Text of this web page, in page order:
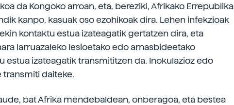
da Kongoko arroan, eta, bereziki, Afrikako Errepublika
kanpo, kasuak oso ezohikoak dira. Lehen infekzioak
kontaktu estua izateagatik gertatzen dira, eta
larruazaleko lesioetako edo arnasbideetako
estua izateagatik transmititzen da. Inokulazioz edo
transmiti daiteke.
bat Afrika mendebaldean, onberagoa, eta bestea